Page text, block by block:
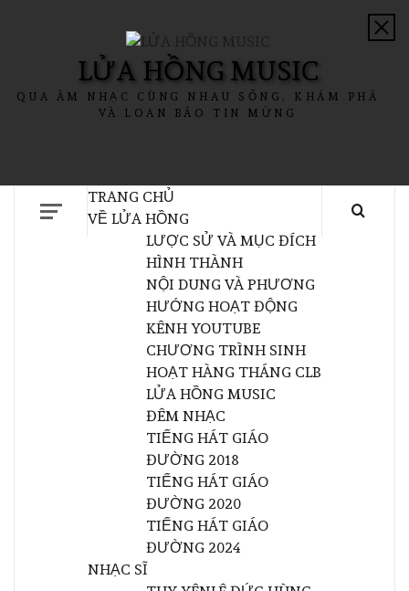
LỬA HỒNG MUSIC
QUA ÂM NHẠC CÙNG NHAU SỐNG, KHÁM PHÁ
VÀ LOAN BÁO TIN MỪNG
TRANG CHỦ
VỀ LỬA HỒNG
LƯỢC SỬ VÀ MỤC ĐÍCH
HÌNH THÀNH
NỘI DUNG VÀ PHƯƠNG
HƯỚNG HOẠT ĐỘNG
KÊNH YOUTUBE
CHƯƠNG TRÌNH SINH
HOẠT HÀNG THÁNG CLB
LỬA HỒNG MUSIC
ĐÊM NHẠC
TIẾNG HÁT GIÁO
ĐƯỜNG 2018
TIẾNG HÁT GIÁO
ĐƯỜNG 2020
TIẾNG HÁT GIÁO
ĐƯỜNG 2024
NHẠC SĨ